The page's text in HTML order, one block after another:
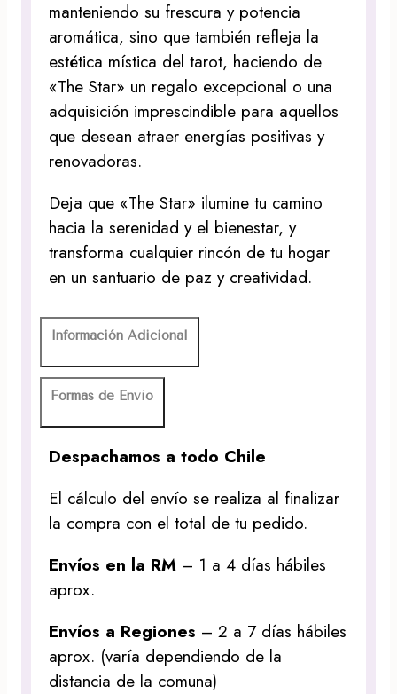
manteniendo su frescura y potencia
aromática, sino que también refleja la
estética mística del tarot, haciendo de
«The Star» un regalo excepcional o una
adquisición imprescindible para aquellos
que desean atraer energías positivas y
renovadoras.
Deja que «The Star» ilumine tu camino
hacia la serenidad y el bienestar, y
transforma cualquier rincón de tu hogar
en un santuario de paz y creatividad.
Información Adicional
Formas de Envío
Despachamos a todo Chile
El cálculo del envío se realiza al finalizar
la compra con el total de tu pedido.
Envíos en la RM – 1 a 4 días hábiles
aprox.
Envíos a Regiones – 2 a 7 días hábiles
aprox. (varía dependiendo de la
distancia de la comuna)